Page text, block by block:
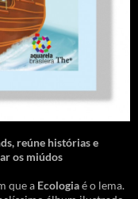
reúne histórias e
os miúdos
que a Ecologiaé o lema.